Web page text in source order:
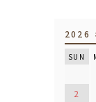
2026
SUN
2